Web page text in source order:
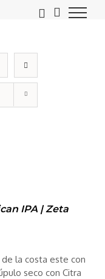
IPA | Zeta
la costa este con
seco con Citra